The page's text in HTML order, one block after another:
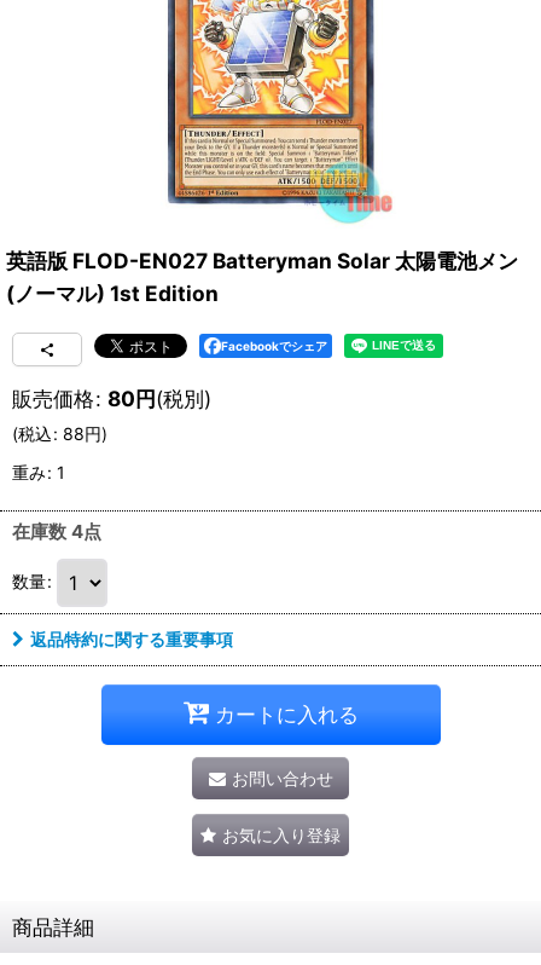
英語版 FLOD-EN027 Batteryman Solar 太陽電池メン
(ノーマル) 1st Edition
Facebookでシェア
販売価格: 80円(税別)
(税込: 88円)
重み: 1
在庫数 4点
数量:
返品特約に関する重要事項
カートに入れる
お問い合わせ
お気に入り登録
商品詳細